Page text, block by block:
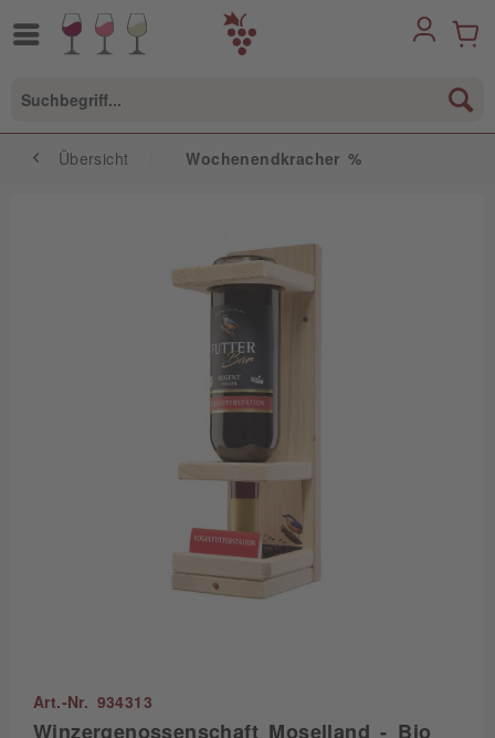
Übersicht Wochenendkracher %
Art.-Nr. 934313
Winzergenossenschaft Moselland - Bio